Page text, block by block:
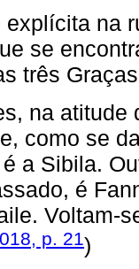
explícita na
se
três
na atitude
como se
a Sibila.
é
Voltam-
p. 21)